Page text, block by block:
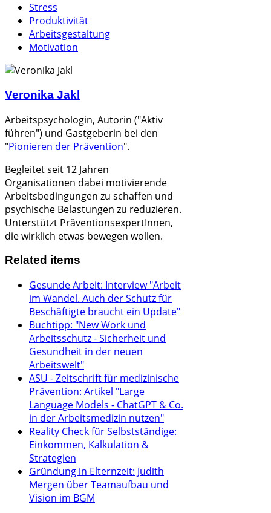
Stress
Produktivität
Arbeitsgestaltung
Motivation
Veronika Jakl
Arbeitspsychologin, Autorin ("Aktiv
führen") und Gastgeberin bei den
"Pionieren der Prävention".
Begleitet seit 12 Jahren
Organisationen dabei motivierende
Arbeitsbedingungen zu schaffen und
psychische Belastungen zu reduzieren.
Unterstützt PräventionsexpertInnen,
die wirklich etwas bewegen wollen.
Related items
Gesunde Arbeit: Interview "Arbeit
im Wandel. Auch der Schutz für
Beschäftigte braucht ein Update"
Buchtipp: "New Work und
Arbeitsschutz - Sicherheit und
Gesundheit in der neuen
Arbeitswelt"
ASU - Zeitschrift für medizinische
Prävention: Artikel "Large
Language Models - ChatGPT & Co.
in der Arbeitsmedizin nutzen"
Reality Check für Selbstständige:
Einkommen, Kalkulation &
Strategien
Gründung in Elternzeit: Judith
Mergen über Teamaufbau und
Vision im BGM